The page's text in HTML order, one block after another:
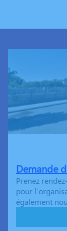
Demande
Prenez
pour
également